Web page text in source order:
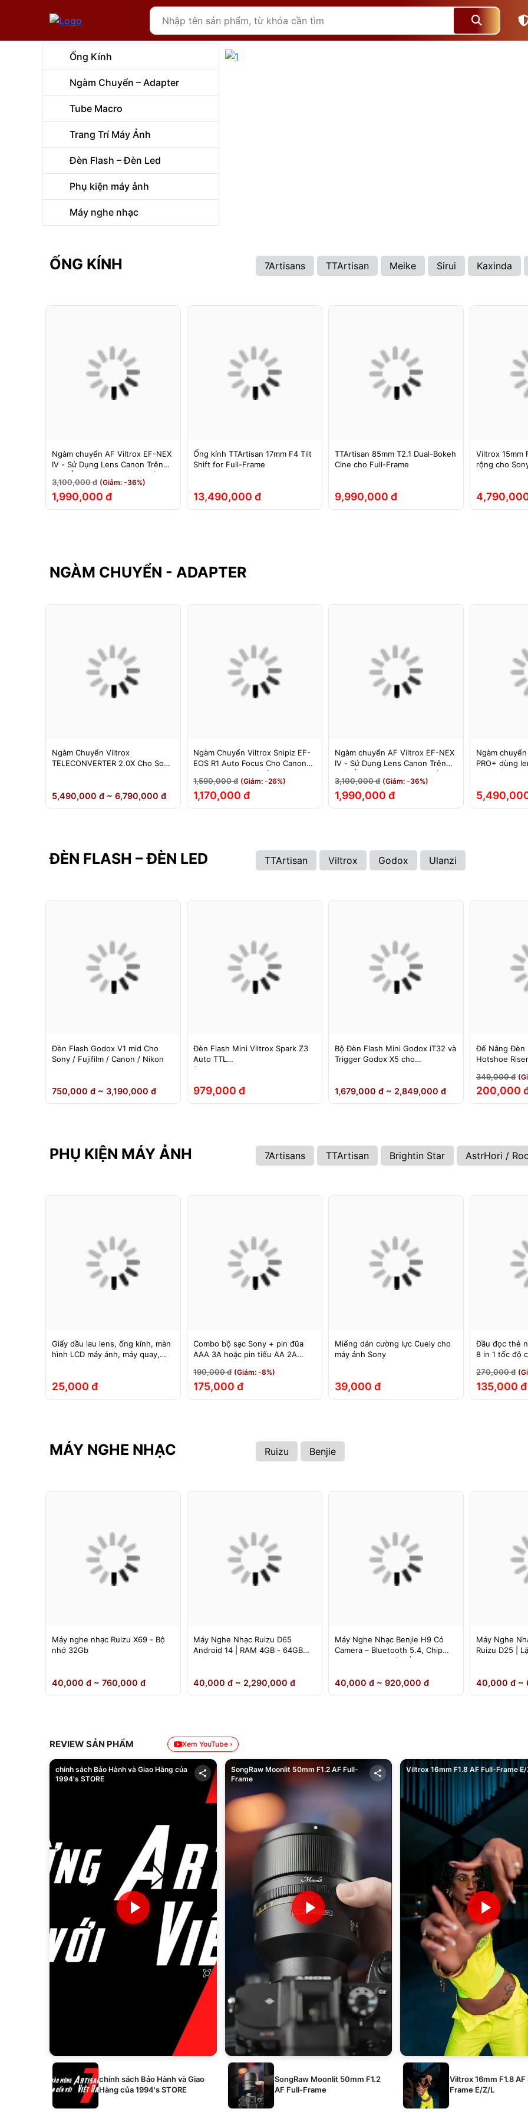
Ống Kính
Ngàm Chuyển – Adapter
Tube Macro
Trang Trí Máy Ảnh
Đèn Flash – Đèn Led
Phụ kiện máy ảnh
Máy nghe nhạc
ỐNG KÍNH 7Artisans TTArtisan Meike Sirui Kaxinda
Ngàm chuyển AF Viltrox EF-NEX
IV - Sử Dụng Lens Canon Trên
Máy Ảnh Sony E-Mount - Bảo
Hành 12 Tháng.
3,100,000 đ (Giảm: -36%)
1,990,000 đ
Ống kính TTArtisan 17mm F4 Tilt
Shift for Full-Frame
13,490,000 đ
TTArtisan 85mm T2.1 Dual-Bokeh
Cine cho Full-Frame
9,990,000 đ
Viltrox 15mm
rộng cho
NGÀM CHUYỂN - ADAPTER
Ngàm Chuyển Viltrox
TELECONVERTER 2.0X Cho Sony
5,490,000 đ ~ 6,790,000 đ
Ngàm Chuyển Viltrox Snipiz EF-
EOS R1 Auto Focus Cho Canon
EOS R/RP/R5/R6 - Bảo Hành 12
Tháng 1 Đổi 1
1,590,000 đ (Giảm: -26%)
1,170,000 đ
Ngàm chuyển AF Viltrox EF-NEX
IV - Sử Dụng Lens Canon Trên
Máy Ảnh Sony E-Mount - Bảo
Hành 12 Tháng.
3,100,000 đ (Giảm: -36%)
1,990,000 đ
Ngàm chuyển
PRO+ dùng
cho máy
ĐÈN FLASH – ĐÈN LED TTArtisan Viltrox Godox Ulanzi
Đèn Flash Godox V1 mid Cho
Sony / Fujifilm / Canon / Nikon
750,000 đ ~ 3,190,000 đ
Đèn Flash Mini Viltrox Spark Z3
Auto TTL
(Fuji/Sony/Canon/Nikon)
979,000 đ
Bộ Đèn Flash Mini Godox iT32 và
Trigger Godox X5 cho
1,679,000 đ ~ 2,849,000 đ
Đế Nâng Đèn
Hotshoe
iA32 Lux
349,000 đ
200,000
PHỤ KIỆN MÁY ẢNH 7Artisans TTArtisan Brightin Star AstrHori /
Giấy dầu lau lens, ống kính, màn
hình LCD máy ảnh, máy quay,
máy tính, laptop, điện thoại, máy
25,000 đ
Combo bộ sạc Sony + pin đũa
AAA 3A hoặc pin tiểu AA 2A
190,000 đ (Giảm: -8%)
175,000 đ
Miếng dán cường lực Cuely cho
máy ảnh Sony
39,000 đ
Đầu đọc thẻ
8 in 1 tốc độ
270,000 đ
135,000 đ
MÁY NGHE NHẠC Ruizu Benjie
Máy nghe nhạc Ruizu X69 - Bộ
nhớ 32Gb
40,000 đ ~ 760,000 đ
Máy Nghe Nhạc Ruizu D65
Android 14 | RAM 4GB - 64GB
Chính Hãng
40,000 đ ~ 2,290,000 đ
Máy Nghe Nhạc Benjie H9 Có
Camera – Bluetooth 5.4, Chip
DSD Lossless, Cảm Ứng IPS –
40,000 đ ~ 920,000 đ
Máy Nghe
Ruizu D25 |
Loa Ngoài
40,000 đ ~
REVIEW SẢN PHẨM Xem YouTube ›
chính sách Bảo Hành và Giao Hàng của
1994's STORE
chính sách Bảo Hành và Giao
Hàng của 1994's STORE
SongRaw Moonlit 50mm F1.2 AF Full-
Frame
SongRaw Moonlit 50mm F1.2
AF Full-Frame
Viltrox 16mm F1.8 AF Full-Frame
Viltrox 16mm F1.8
Frame E/Z/L